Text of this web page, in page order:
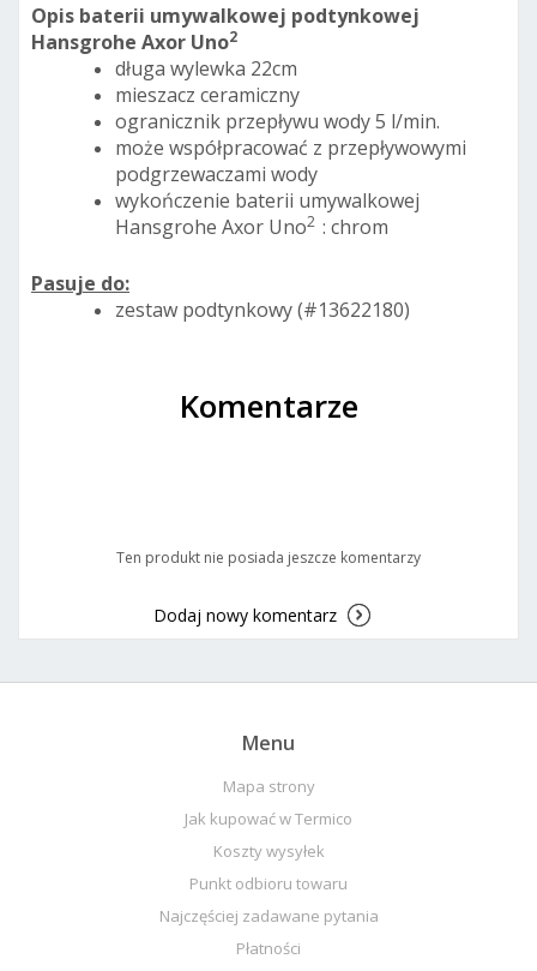
Opis baterii umywalkowej podtynkowej
Hansgrohe Axor Uno2
długa wylewka 22cm
mieszacz ceramiczny
ogranicznik przepływu wody 5 l/min.
może współpracować z przepływowymi
podgrzewaczami wody
wykończenie baterii umywalkowej
Hansgrohe Axor Uno2 : chrom
Pasuje do:
zestaw podtynkowy (#13622180)
Komentarze
Ten produkt nie posiada jeszcze komentarzy
Dodaj nowy komentarz
Menu
Mapa strony
Jak kupować w Termico
Koszty wysyłek
Punkt odbioru towaru
Najczęściej zadawane pytania
Płatności